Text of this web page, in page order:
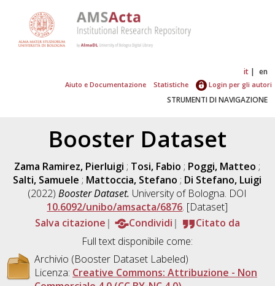
it en
Aiuto e Documentazione Statistiche Login per gli autori
STRUMENTI DI NAVIGAZIONE
Booster Dataset
Zama Ramirez, Pierluigi ; Tosi, Fabio ; Poggi, Matteo ;
Salti, Samuele ; Mattoccia, Stefano ; Di Stefano, Luigi
(2022)Booster Dataset. University of Bologna. DOI
10.6092/unibo/amsacta/6876. [Dataset]
Salva citazione
Condividi
Citato da
Full text disponibile come:
Archivio (Booster Dataset Labeled)
Licenza: Creative Commons: Attribuzione - Non